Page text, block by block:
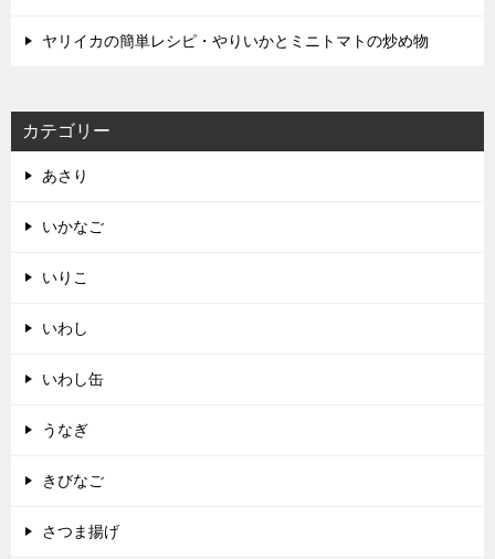
ヤリイカの簡単レシピ・やりいかとミニトマトの炒め物
カテゴリー
あさり
いかなご
いりこ
いわし
いわし缶
うなぎ
きびなご
さつま揚げ